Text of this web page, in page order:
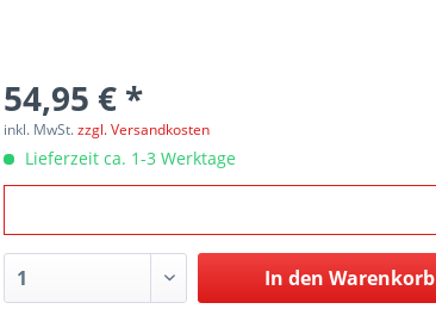
54,95 € *
inkl. MwSt.zzgl. Versandkosten
Lieferzeit ca. 1-3 Werktage
In den Warenkorb